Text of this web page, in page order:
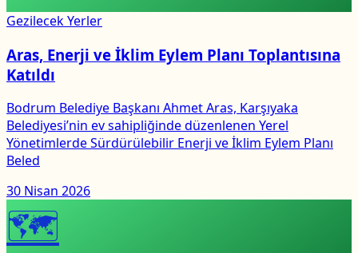
Gezilecek Yerler
Aras, Enerji ve İklim Eylem Planı Toplantısına
Katıldı
Bodrum Belediye Başkanı Ahmet Aras, Karşıyaka
Belediyesi’nin ev sahipliğinde düzenlenen Yerel
Yönetimlerde Sürdürülebilir Enerji ve İklim Eylem Planı
Beled
30 Nisan 2026
🗺